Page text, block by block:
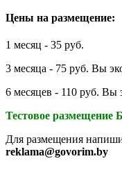
Цены на размещение:
1 месяц - 35 руб.
3 месяца - 75 руб. Вы
6 месяцев - 110 руб. Вы
Тестовое
Для размещения
reklama@govorim.by